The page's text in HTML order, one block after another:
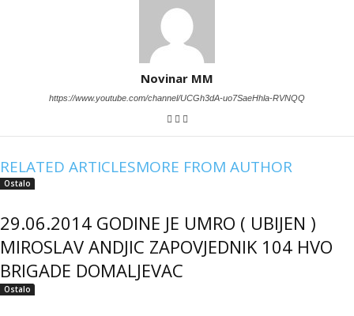
Novinar MM
https://www.youtube.com/channel/UCGh3dA-uo7SaeHhla-RVNQQ
RELATED ARTICLESMORE FROM AUTHOR
Ostalo
29.06.2014 GODINE JE UMRO ( UBIJEN )
MIROSLAV ANDJIC ZAPOVJEDNIK 104 HVO
BRIGADE DOMALJEVAC
Ostalo